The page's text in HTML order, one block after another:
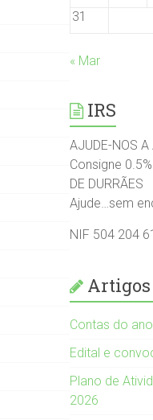
31
« Mar
IRS
AJUDE-NOS A
Consigne
DE DURRÃES
Ajude…sem
NIF 504 204
Contas do
Edital e
Plano de
2026